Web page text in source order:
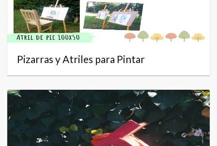
Pizarras y Atriles para Pintar